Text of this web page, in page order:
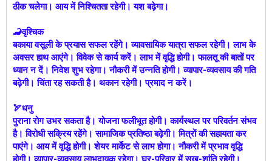
ठीक चलेगा। आय में निश्चितता रहेगी। यश बढ़ेगा।
🦂वृश्चिक
बकाया वसूली के प्रयास सफल रहेंगे। व्यावसायिक यात्रा सफल रहेगी। लाभ के
अवसर हाथ आएंगे। विवेक से कार्य करें। लाभ में वृद्धि होगी। फालतू की बातों पर
ध्यान न दें। निवेश शुभ रहेगा। नौकरी में उन्नति होगी। व्यापार-व्यवसाय की गति
बढ़ेगी। चिंता रह सकती है। थकान रहेगी। प्रमाद न करें।
🏹धनु
पुराना रोग उभर सकता है। योजना फलीभूत होगी। कार्यस्थल पर परिवर्तन संभव
है। विरोधी सक्रिय रहेंगे। सामाजिक प्रतिष्ठा बढ़ेगी। मित्रों की सहायता कर
पाएंगे। आय में वृद्धि होगी। शेयर मार्केट से लाभ होगा। नौकरी में प्रभाव वृद्धि